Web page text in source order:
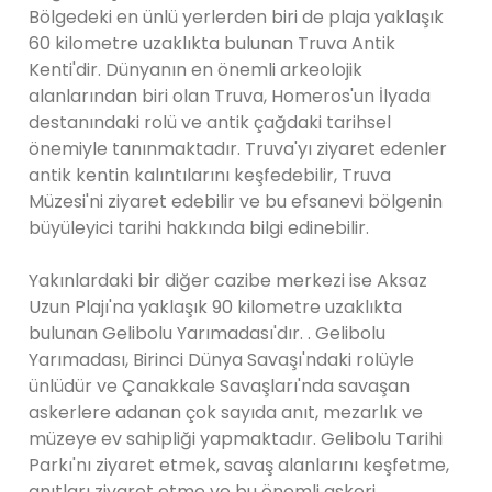
Bölgedeki en ünlü yerlerden biri de plaja yaklaşık
60 kilometre uzaklıkta bulunan Truva Antik
Kenti'dir. Dünyanın en önemli arkeolojik
alanlarından biri olan Truva, Homeros'un İlyada
destanındaki rolü ve antik çağdaki tarihsel
önemiyle tanınmaktadır. Truva'yı ziyaret edenler
antik kentin kalıntılarını keşfedebilir, Truva
Müzesi'ni ziyaret edebilir ve bu efsanevi bölgenin
büyüleyici tarihi hakkında bilgi edinebilir.
Yakınlardaki bir diğer cazibe merkezi ise Aksaz
Uzun Plajı'na yaklaşık 90 kilometre uzaklıkta
bulunan Gelibolu Yarımadası'dır. . Gelibolu
Yarımadası, Birinci Dünya Savaşı'ndaki rolüyle
ünlüdür ve Çanakkale Savaşları'nda savaşan
askerlere adanan çok sayıda anıt, mezarlık ve
müzeye ev sahipliği yapmaktadır. Gelibolu Tarihi
Parkı'nı ziyaret etmek, savaş alanlarını keşfetme,